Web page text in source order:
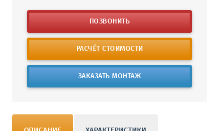
ПОЗВОНИТЬ
РАСЧЁТ СТОИМОСТИ
ЗАКАЗАТЬ МОНТАЖ